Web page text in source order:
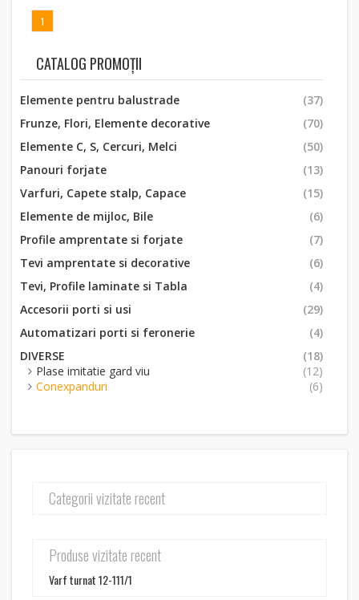
1
CATALOG PROMOȚII
Elemente pentru balustrade
(37)
Frunze, Flori, Elemente decorative
(70)
Elemente C, S, Cercuri, Melci
(50)
Panouri forjate
(13)
Varfuri, Capete stalp, Capace
(15)
Elemente de mijloc, Bile
(6)
Profile amprentate si forjate
(7)
Tevi amprentate si decorative
(6)
Tevi, Profile laminate si Tabla
(4)
Accesorii porti si usi
(29)
Automatizari porti si feronerie
(4)
DIVERSE
(18)
Plase imitatie gard viu
(12)
Conexpanduri
(6)
Categorii vizitate recent
Produse vizitate recent
Varf turnat 12-111/1